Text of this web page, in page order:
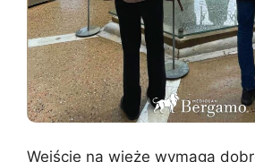
Wejście na wieże wymaga